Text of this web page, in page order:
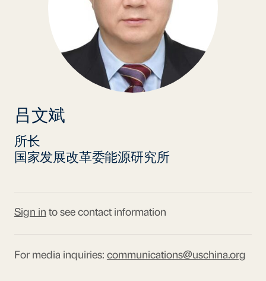
吕文斌
所长
国家发展改革委能源研究所
Sign in to see contact information
For media inquiries: communications@uschina.org